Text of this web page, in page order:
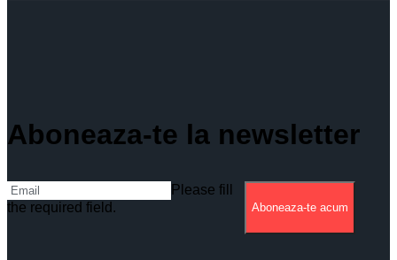
Aboneaza-te la newsletter
Please fill
the required field.
Aboneaza-te acum